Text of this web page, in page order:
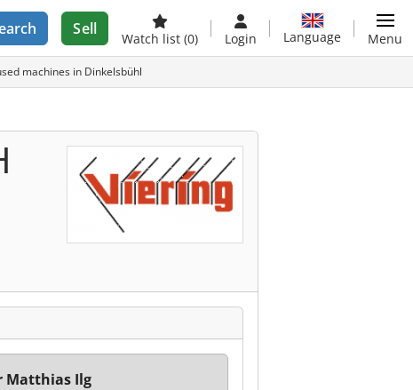
Sell
Watch list (0) Login Language Menu
machines in Dinkelsbühl
Matthias Ilg